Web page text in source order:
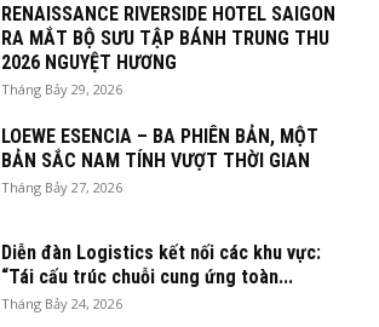
RENAISSANCE RIVERSIDE HOTEL SAIGON
RA MẮT BỘ SƯU TẬP BÁNH TRUNG THU
2026 NGUYỆT HƯƠNG
Tháng Bảy 29, 2026
LOEWE ESENCIA – BA PHIÊN BẢN, MỘT
BẢN SẮC NAM TÍNH VƯỢT THỜI GIAN
Tháng Bảy 27, 2026
Diễn đàn Logistics kết nối các khu vực:
“Tái cấu trúc chuỗi cung ứng toàn...
Tháng Bảy 24, 2026